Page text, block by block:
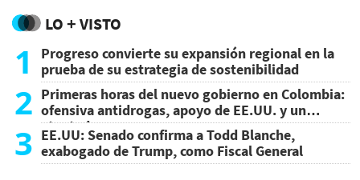
LO + VISTO
1
Progreso convierte su expansión regional en la
prueba de su estrategia de sostenibilidad
2 Primeras horas del nuevo gobierno en Colombia:
ofensiva antidrogas, apoyo de EE.UU. y un
atentado
3 EE.UU: Senado confirma a Todd Blanche,
exabogado de Trump, como Fiscal General